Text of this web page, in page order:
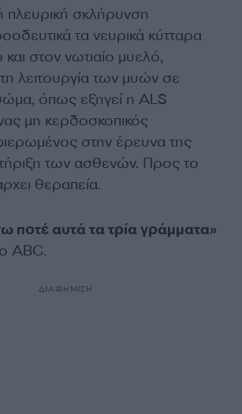
πλευρική σκλήρυνση
τα νευρικά κύτταρα
στον νωτιαίο μυελό,
λειτουργία των μυών σε
όπως εξηγεί η ALS
μη κερδοσκοπικός
στην έρευνα της
των ασθενών. Προς το
θεραπεία.
ποτέ αυτά τα τρία γράμματα»
ABC.
ΔΙΑΦΗΜΙΣΗ